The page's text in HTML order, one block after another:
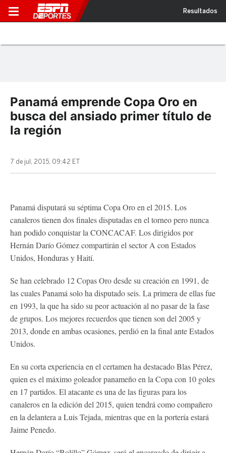
Resultados
Panamá emprende Copa Oro en
busca del ansiado primer título de
la región
7 de jul, 2015, 09:42 ET
Panamá disputará su séptima Copa Oro en el 2015. Los
canaleros tienen dos finales disputadas en el torneo pero nunca
han podido conquistar la CONCACAF. Los dirigidos por
Hernán Darío Gómez compartirán el sector A con Estados
Unidos, Honduras y Haití.
Se han celebrado 12 Copas Oro desde su creación en 1991, de
las cuales Panamá solo ha disputado seis. La primera de ellas fue
en 1993, la que ha sido su peor actuación al no pasar de la fase
de grupos. Los mejores recuerdos que tienen son del 2005 y
2013, donde en ambas ocasiones, perdió en la final ante Estados
Unidos.
En su corta experiencia en el certamen ha destacado Blas Pérez,
quien es el máximo goleador panameño en la Copa con 10 goles
en 17 partidos. El atacante es una de las figuras para los
canaleros en la edición del 2015, quien tendrá como compañero
en la delantera a Luis Tejada, mientras que en la portería estará
Jaime Penedo.